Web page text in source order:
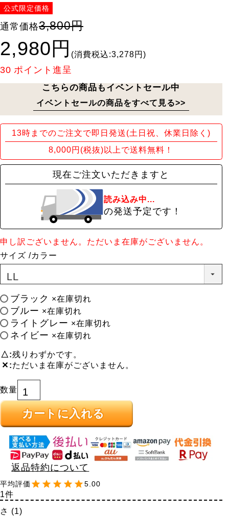
公式限定価格
通常価格3,800円
2,980円 (消費税込:3,278円)
30 ポイント進呈
こちらの商品もイベントセール中
イベントセールの商品をすべて見る>>
13時までのご注文で即日発送(土日祝、休業日除く)
8,000円(税抜)以上で送料無料！
現在ご注文いただきますと
読み込み中...
の発送予定です！
申し訳ございません。ただいま在庫がございません。
サイズ
カラー
ブラック ×在庫切れ
ブルー ×在庫切れ
ライトグレー ×在庫切れ
ネイビー ×在庫切れ
△ 残りわずかです。
✕ ただいま在庫がございません。
カートに入れる
返品特約について
5.00
1
さ
1